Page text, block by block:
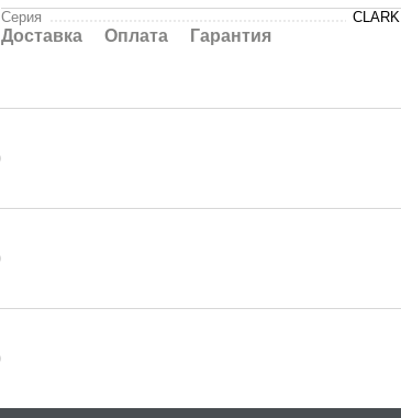
Серия CLARK
Доставка Оплата Гарантия